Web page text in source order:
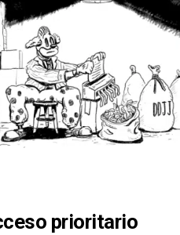
prioritario